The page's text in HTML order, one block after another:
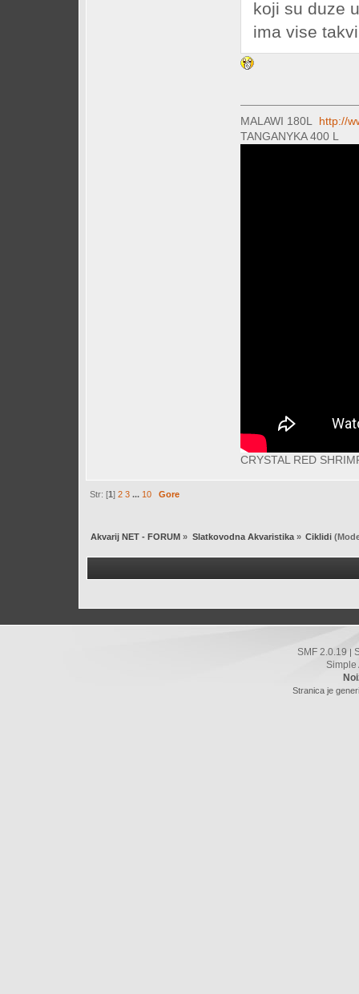
koji su duze
ima vise
MALAWI 180L http://
TANGANYKA 400 L
CRYSTAL RED
Str: [1]2 3 ... 10 Gore
Akvarij NET - FORUM » Slatkovodna Akvaristika» Ciklidi
SMF 2.0.19 |
Simple
Stranica je